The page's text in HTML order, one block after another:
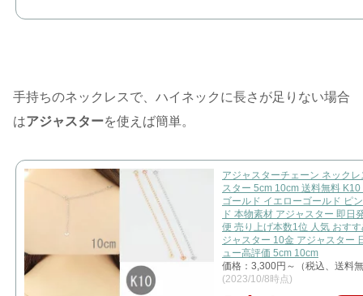
手持ちのネックレスで、ハイネックに長さが足りない場合
はアジャスターを使えば簡単。
アジャスターチェーン ネック
スター 5cm 10cm 送料無料
ゴールド イエローゴールド ピ
ド 本物素材 アジャスター 即日
便 売り上げ本数1位 人気 おす
ジャスター 10金 アジャスター
ュー高評価 5cm 10cm
価格：3,300円～（税込、送料
(2023/10/8時点)